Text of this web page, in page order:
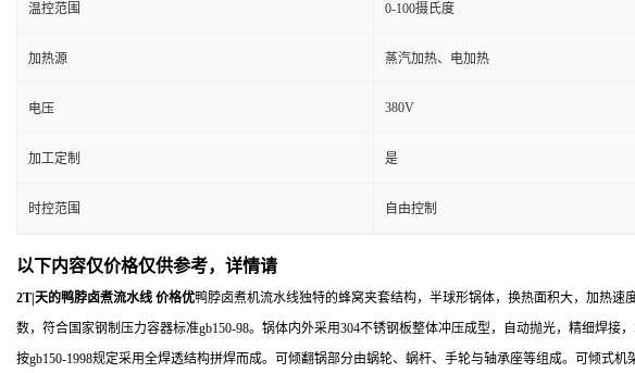
温控范围 0-100摄氏度
加热源 蒸汽加热、电加热
电压 380V
加工定制 是
时控范围 自由控制
以下内容仅价格仅供参考，详情请
2T|天的鸭脖卤煮流水线 价格优鸭脖卤煮机流水线独特的蜂窝夹套结构，半球形锅体，换热面积大，加热
数，符合国家钢制压力容器标准gb150-98。锅体内外采用304不锈钢板整体冲压成型，自动抛光，精细焊
按gb150-1998规定采用全焊透结构拼焊而成。可倾翻锅部分由蜗轮、蜗杆、手轮与轴承座等组成。可倾式机